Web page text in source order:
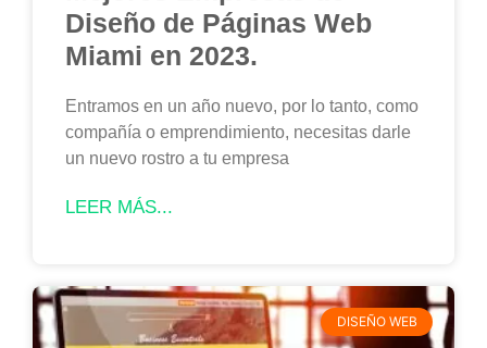
Diseño de Páginas Web
Miami en 2023.
Entramos en un año nuevo, por lo tanto, como
compañía o emprendimiento, necesitas darle
un nuevo rostro a tu empresa
LEER MÁS...
DISEÑO WEB